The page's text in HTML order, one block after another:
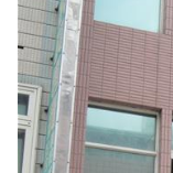
日本語
ไทย